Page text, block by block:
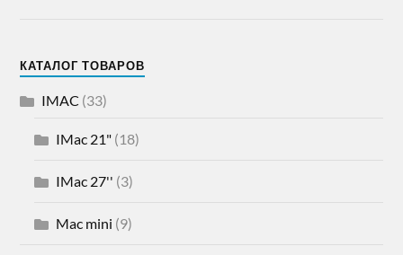
КАТАЛОГ ТОВАРОВ
IMAC (33)
IMac 21" (18)
IMac 27'' (3)
Mac mini (9)